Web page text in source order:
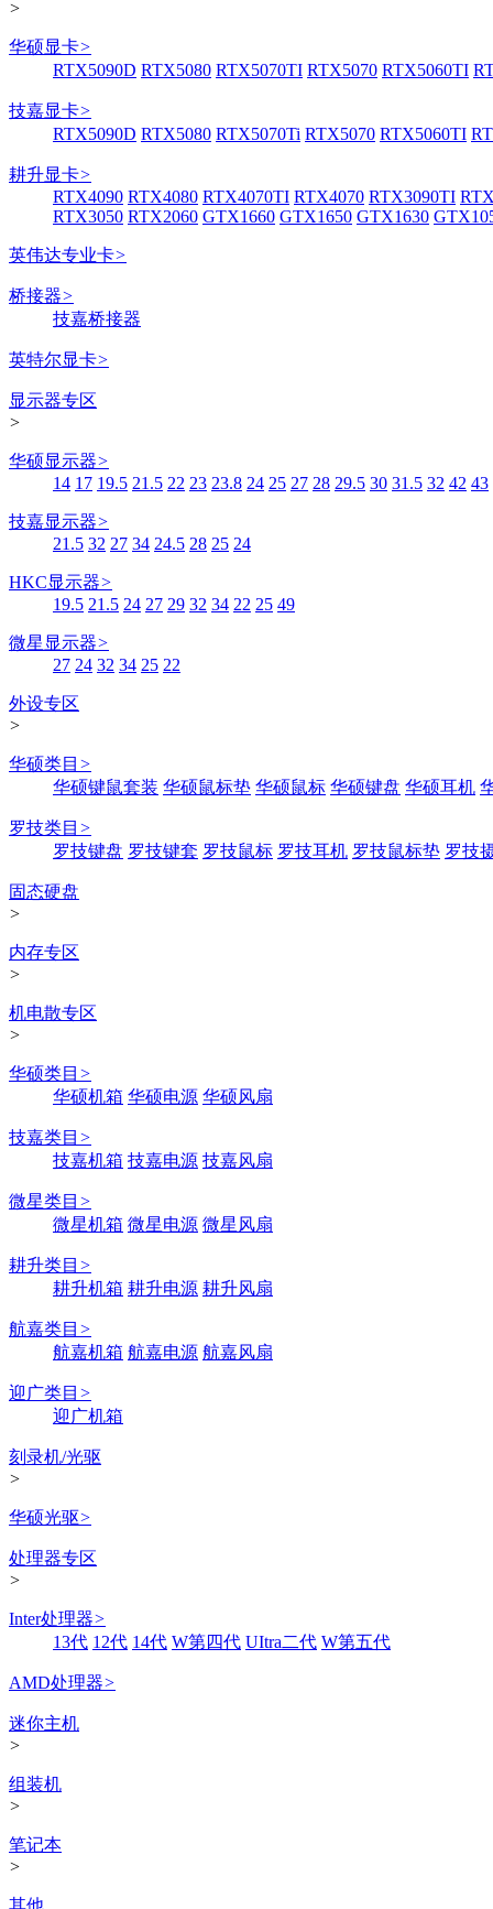
>
华硕显卡>
RTX5090D RTX5080 RTX5070TI RTX5070 RTX5060TI
技嘉显卡>
RTX5090D RTX5080 RTX5070Ti RTX5070 RTX5060TI
耕升显卡>
RTX4090 RTX4080 RTX4070TI RTX4070 RTX3090TI
RTX3050 RTX2060 GTX1660 GTX1650 GTX1630
英伟达专业卡>
桥接器>
技嘉桥接器
英特尔显卡>
显示器专区
>
华硕显示器>
14 17 19.5 21.5 22 23 23.8 24 25 27 28 29.5 30 31.5 32 42 43
技嘉显示器>
21.5 32 27 34 24.5 28 25 24
HKC显示器>
19.5 21.5 24 27 29 32 34 22 25 49
微星显示器>
27 24 32 34 25 22
外设专区
>
华硕类目 >
华硕键鼠套装 华硕鼠标垫 华硕鼠标 华硕键盘 华硕耳机
罗技类目 >
罗技键盘 罗技键套 罗技鼠标 罗技耳机 罗技鼠标垫 罗技
固态硬盘
>
内存专区
>
机电散专区
>
华硕类目 >
华硕机箱 华硕电源 华硕风扇
技嘉类目 >
技嘉机箱 技嘉电源 技嘉风扇
微星类目 >
微星机箱 微星电源 微星风扇
耕升类目 >
耕升机箱 耕升电源 耕升风扇
航嘉类目 >
航嘉机箱 航嘉电源 航嘉风扇
迎广类目 >
迎广机箱
刻录机/光驱
>
华硕光驱>
处理器专区
>
Inter处理器>
13代 12代 14代 W第四代 UItra二代 W第五代
AMD处理器>
迷你主机
>
组装机
>
笔记本
>